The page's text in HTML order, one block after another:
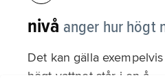
nivå anger hur högt
Det kan gälla
högt vattnet står i en å.